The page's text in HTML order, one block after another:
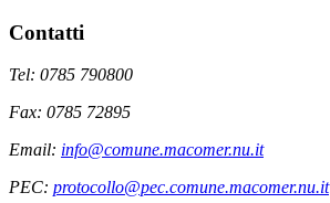
Contatti
Tel: 0785 790800
Fax: 0785 72895
Email: info@comune.macomer.nu.it
PEC: protocollo@pec.comune.macomer.nu.it